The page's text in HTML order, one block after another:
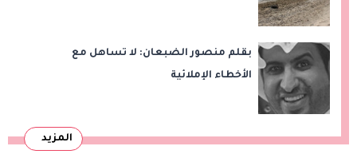
بقلم منصور الضبعان: لا تساهل مع
الأخطاء الإملائية
المزيد